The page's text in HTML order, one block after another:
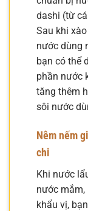
dashi (từ
Sau khi
nước dùng
bạn có thể
phần nước
tăng thêm
sôi nước
Nêm nếm
chi
Khi nước
nước mắm,
khẩu vị,